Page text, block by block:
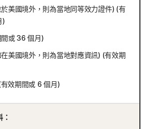
美國境外，則為當地同等效力證件) (有
)
或 36 個月)
美國境外，則為當地對應資訊) (有效期
效期間或 6 個月)